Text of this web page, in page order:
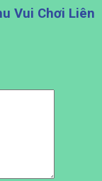
Vui Chơi Liên